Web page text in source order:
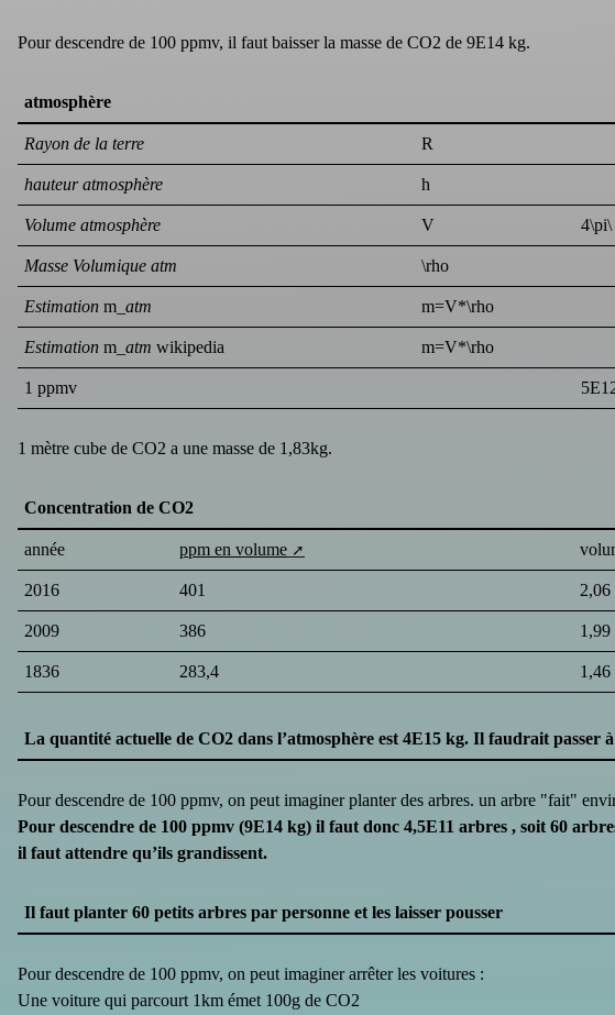
Pour descendre de 100 ppmv, il faut baisser la masse de CO2 de 9E14 kg.
atmosphère
Rayon de la terre R
hauteur atmosphère h
Volume atmosphère V 4\pi\
Masse Volumique atm \rho
Estimation m_ atm m=V*\rho
Estimation m_ atm wikipedia m=V*\rho
1 ppmv
1 mètre cube de CO2 a une masse de 1,83kg.
Concentration de CO2
année ppm en volume
2016 401 2,06
2009 386 1,99
1836 283,4 1,46
La quantité actuelle de CO2 dans l’atmosphère est 4E15 kg. Il faudrait passer
Pour descendre de 100 ppmv, on peut imaginer planter des arbres. un arbre "fait"
Pour descendre de 100 ppmv (9E14 kg) il faut donc 4,5E11 arbres , soit 60
il faut attendre qu’ils grandissent.
Il faut planter 60 petits arbres par personne et les laisser pousser
Pour descendre de 100 ppmv, on peut imaginer arrêter les voitures :
Une voiture qui parcourt 1km émet 100g de CO2